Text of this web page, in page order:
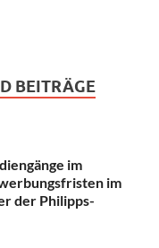
BEITRÄGE
im
im
der Philipps-